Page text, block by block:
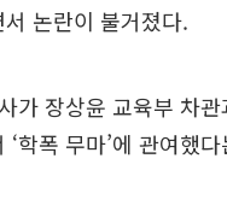
논란이 불거졌다.
가 장상윤 교육부 차
학폭 무마’에 관여했